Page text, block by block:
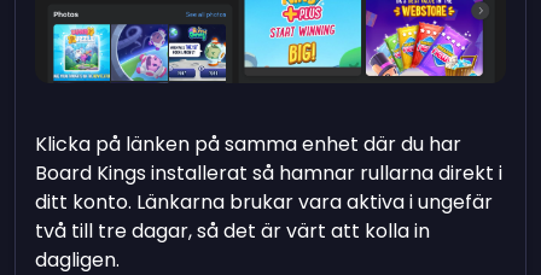
Klicka på länken på samma enhet där du har
Board Kings installerat så hamnar rullarna direkt i
ditt konto. Länkarna brukar vara aktiva i ungefär
två till tre dagar, så det är värt att kolla in
dagligen.